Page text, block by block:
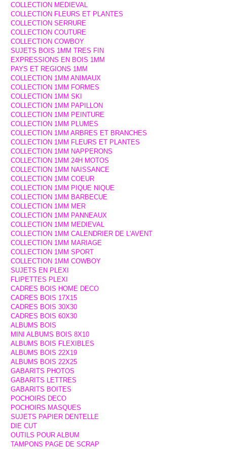
COLLECTION MEDIEVAL
COLLECTION FLEURS ET PLANTES
COLLECTION SERRURE
COLLECTION COUTURE
COLLECTION COWBOY
SUJETS BOIS 1MM TRES FIN
EXPRESSIONS EN BOIS 1MM
PAYS ET REGIONS 1MM
COLLECTION 1MM ANIMAUX
COLLECTION 1MM FORMES
COLLECTION 1MM SKI
COLLECTION 1MM PAPILLON
COLLECTION 1MM PEINTURE
COLLECTION 1MM PLUMES
COLLECTION 1MM ARBRES ET BRANCHES
COLLECTION 1MM FLEURS ET PLANTES
COLLECTION 1MM NAPPERONS
COLLECTION 1MM 24H MOTOS
COLLECTION 1MM NAISSANCE
COLLECTION 1MM COEUR
COLLECTION 1MM PIQUE NIQUE
COLLECTION 1MM BARBECUE
COLLECTION 1MM MER
COLLECTION 1MM PANNEAUX
COLLECTION 1MM MEDIEVAL
COLLECTION 1MM CALENDRIER DE L'AVENT
COLLECTION 1MM MARIAGE
COLLECTION 1MM SPORT
COLLECTION 1MM COWBOY
SUJETS EN PLEXI
FLIPETTES PLEXI
CADRES BOIS HOME DECO
CADRES BOIS 17X15
CADRES BOIS 30X30
CADRES BOIS 60X30
ALBUMS BOIS
MINI ALBUMS BOIS 8X10
ALBUMS BOIS FLEXIBLES
ALBUMS BOIS 22X19
ALBUMS BOIS 22X25
GABARITS PHOTOS
GABARITS LETTRES
GABARITS BOITES
POCHOIRS DECO
POCHOIRS MASQUES
SUJETS PAPIER DENTELLE
DIE CUT
OUTILS POUR ALBUM
TAMPONS PAGE DE SCRAP